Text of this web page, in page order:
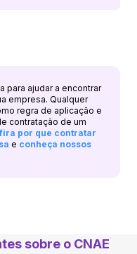
para ajudar a encontrar
empresa. Qualquer
regra de aplicação e
contratação de um
por que contratar
e conheça nossos
sobre o CNAE